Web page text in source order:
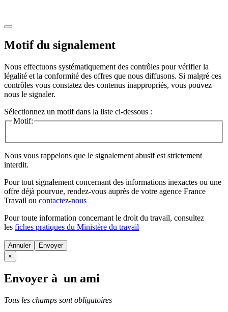
Motif du signalement
Nous effectuons systématiquement des contrôles pour vérifier la
légalité et la conformité des offres que nous diffusons. Si malgré ces
contrôles vous constatez des contenus inappropriés, vous pouvez
nous le signaler.
Sélectionnez un motif dans la liste ci-dessous :
Motif:
Nous vous rappelons que le signalement abusif est strictement
interdit.
Pour tout signalement concernant des informations inexactes ou une
offre déjà pourvue, rendez-vous auprès de votre agence France
Travail ou contactez-nous
Pour toute information concernant le droit du travail, consultez
les fiches pratiques du Ministère du travail
Annuler
×
Envoyer à un ami
Tous les champs sont obligatoires